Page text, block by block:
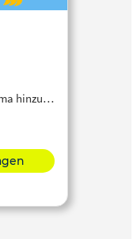
hinzu…